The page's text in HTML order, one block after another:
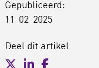
Gepubliceerd:
11-02-2025
Deel dit artikel